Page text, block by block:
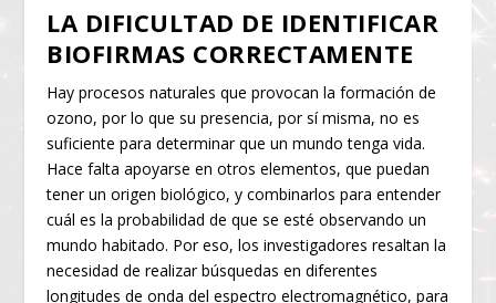
LA DIFICULTAD DE IDENTIFICAR
BIOFIRMAS CORRECTAMENTE
Hay procesos naturales que provocan la formación de
ozono, por lo que su presencia, por sí misma, no es
suficiente para determinar que un mundo tenga vida.
Hace falta apoyarse en otros elementos, que puedan
tener un origen biológico, y combinarlos para entender
cuál es la probabilidad de que se esté observando un
mundo habitado. Por eso, los investigadores resaltan la
necesidad de realizar búsquedas en diferentes
longitudes de onda del espectro electromagnético, para